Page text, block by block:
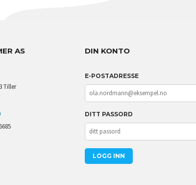
AS
Tiller
DIN KONTO
E-POSTADRESSE
DITT PASSORD